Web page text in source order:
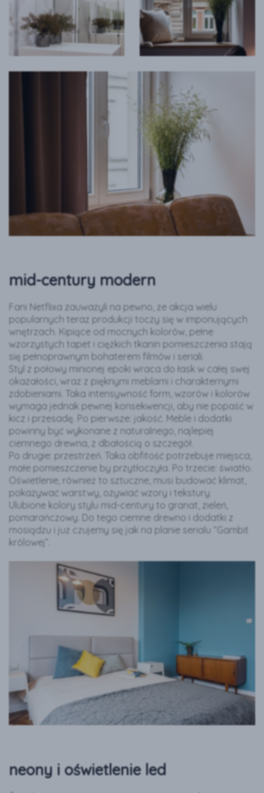
mid-century modern
Fani Netflixa zauważyli na pewno, że akcja wielu
popularnych teraz produkcji toczy się w imponujących
wnętrzach. Kipiące od mocnych kolorów, pełne
wzorzystych tapet i ciężkich tkanin pomieszczenia stają
się pełnoprawnym bohaterem filmów i seriali.
Styl z połowy minionej epoki wraca do łask w całej swej
okazałości, wraz z pięknymi meblami i charakternymi
zdobieniami. Taka intensywność form, wzorów i kolorów
wymaga jednak pewnej konsekwencji, aby nie popaść w
kicz i przesadę. Po pierwsze: jakość. Meble i dodatki
powinny być wykonane z naturalnego, najlepiej
ciemnego drewna, z dbałością o szczegół.
Po drugie: przestrzeń. Taka obfitość potrzebuje miejsca,
małe pomieszczenie by przytłoczyła. Po trzecie: światło.
Oświetlenie, również to sztuczne, musi budować klimat,
pokazywać warstwy, ożywiać wzory i tekstury.
Ulubione kolory stylu mid-century to granat, zieleń,
pomarańczowy. Do tego ciemne drewno i dodatki z
mosiądzu i już czujemy się jak na planie serialu “Gambit
królowej”.
neony i oświetlenie led